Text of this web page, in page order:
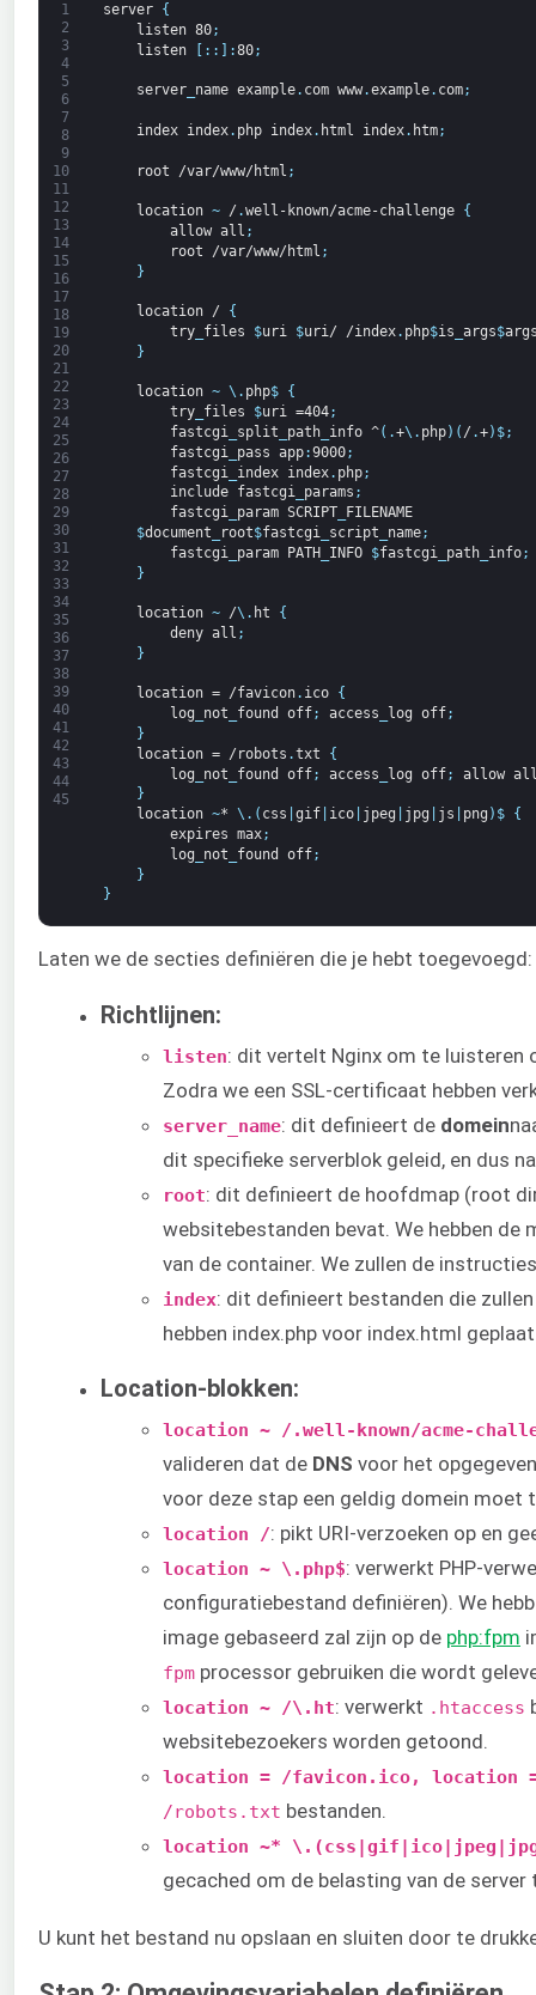
1
2
3
4
5
6
7
8
9
10
11
12
13
14
15
16
17
18
19
20
21
22
23
24
25
26
27
28
29
30
31
32
33
34
35
36
37
38
39
40
41
42
43
44
45
server
{
listen 80;
listen
[ : : ] :80;
server_ name example. com www.example. com;
index index. php index. html index. htm;
root /var/www/html ;
location ~ / .well-known/acme-challenge
{
allow all ;
root
/var/www/html ;
}
location /
{
try_ files $uri $uri/ /index. php$is args$
}
location ~ \ . php$
{
try_ files $uri =404;
fastcgi_ split path_ info ^( .+\ . php) ( / .+) $;
fastcgi
pass app:9000;
fastcgi
index index. php;
include
fastcgi_ params ;
fastcgi_ param SCRIPT_
FILENAME
$document root$fastcgi_ script name;
fastcgi
param PATH_ INFO $fastcgi path_ info;
}
location ~ /\ . ht
{
deny all ;
}
location = /favicon. ico
{
log
not found off; access log off;
}
location = /robots .txt
{
log
not found off; access log off; allow
}
location ~* \ . ( css gif| ico| jpeg jpg js png ) $
{
expires max;
log
not found off;
}
}
Laten we de secties definiëren die je hebt toegevoegd:
Richtlijnen:
listen: dit vertelt Nginx om te luisteren
Zodra we een SSL-certificaat hebben
server_name: dit definieert de domein
dit specifieke serverblok geleid, en dus
root: dit definieert de hoofdmap (root
websitebestanden bevat. We hebben de
van de container. We zullen de
index: dit definieert bestanden die
hebben index.php voor index.html
Location-blokken:
location ~ /.well-known/acme-
valideren dat de DNS voor het
voor deze stap een geldig domein moet
location /: pikt URI-verzoeken op en
location ~ \.php$: verwerkt PHP-
configuratiebestand definiëren). We
image gebaseerd zal zijn op de php:fpm
fpm processor gebruiken die wordt
location ~ /\.ht: verwerkt .htaccess
websitebezoekers worden getoond.
location = /favicon.ico, location
/robots.txt bestanden.
location ~*
gecached om de belasting van de server
U kunt het bestand nu opslaan en sluiten door te